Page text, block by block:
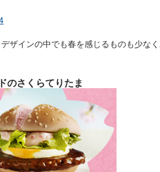
ザインの中でも春を感じるものも少なく
のさくらてりたま